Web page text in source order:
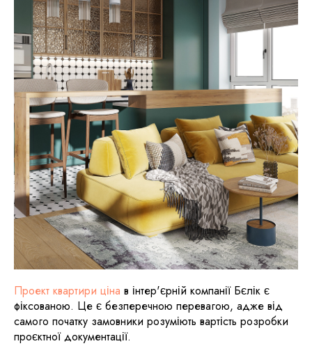
Проект квартири ціна в інтер'єрній компанії Бєлік є
фіксованою. Це є безперечною перевагою, адже від
самого початку замовники розуміють вартість розробки
проєктної документації.